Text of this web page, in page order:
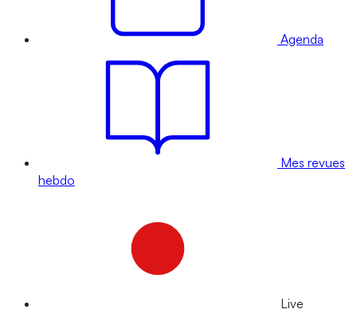
Agenda
Mes revues
hebdo
Live